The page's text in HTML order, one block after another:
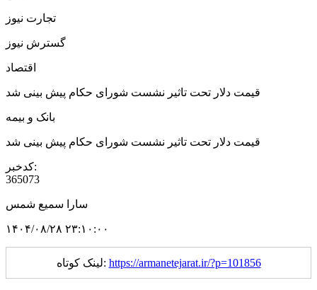
تجارت نیوز
گسترش نیوز
اقتصاد
قیمت دلار تحت تاثیر نشست شورای حکام پیش بینی شد
بانک و بیمه
قیمت دلار تحت تاثیر نشست شورای حکام پیش بینی شد
کدخبر:
365073
سارا سمیع شمس
۱۴۰۴/۰۸/۲۸ ۲۳:۱۰:۰۰
لینک کوتاه: https://armanetejarat.ir/?p=101856